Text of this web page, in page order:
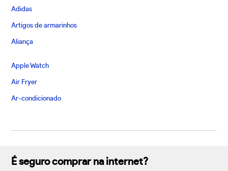
Adidas
Artigos de armarinhos
Aliança
Apple Watch
Air Fryer
Ar-condicionado
É seguro comprar na internet?